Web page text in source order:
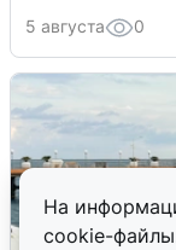
На
cookie-
5 августа 0